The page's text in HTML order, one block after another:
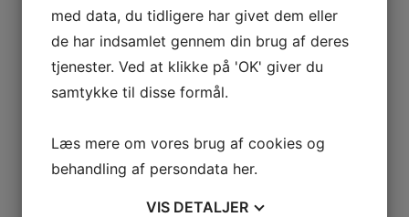
Telefonnummer*
med data, du tidligere har givet dem eller
de har indsamlet gennem din brug af deres
tjenester. Ved at klikke på 'OK' giver du
samtykke til disse formål.
Læs mere om vores brug af cookies og
behandling af persondata her.
VIS DETALJER